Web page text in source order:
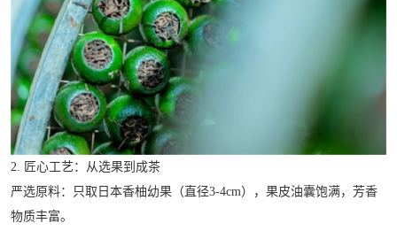
2. 匠心工艺：从选果到成茶
严选原料：只取日本香柚幼果（直径3-4cm），果皮油囊饱满，芳香
物质丰富。